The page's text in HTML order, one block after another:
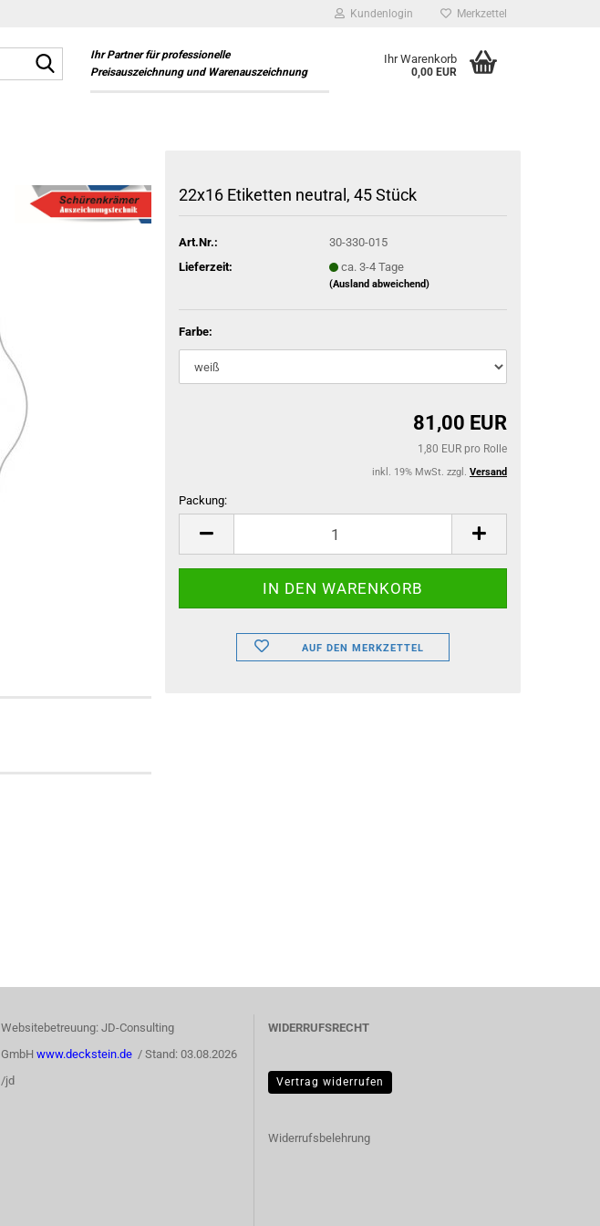
Kundenlogin Merkzettel
Suche...Ihr Partner für professionelle
Preisauszeichnung und Warenauszeichnung
Ihr Warenkorb
0,00 EUR
22x16 Etiketten neutral, 45 Stück
Art.Nr.:
30-330-015
Lieferzeit:
ca. 3-4 Tage
(Ausland abweichend)
Farbe:
81,00 EUR
1,80 EUR pro Rolle
inkl. 19% MwSt. zzgl. Versand
Packung:
Packung
AUF DEN MERKZETTEL
Websitebetreuung: JD-Consulting
GmbH www.deckstein.de / Stand: 03.08.2026
/jd
WIDERRUFSRECHT
Vertrag widerrufen
Widerrufsbelehrung